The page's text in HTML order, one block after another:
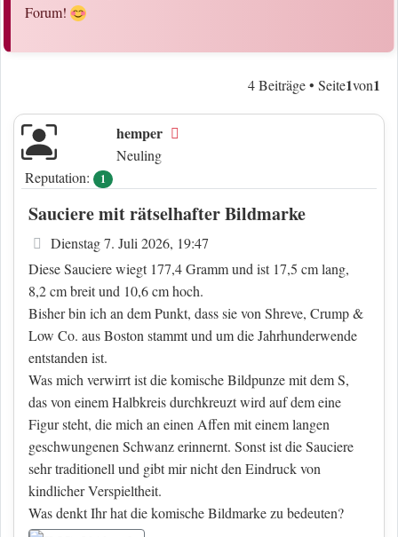
Forum!
4 Beiträge • Seite1von1
hemper
Neuling
Reputation:
1
Sauciere mit rätselhafter Bildmarke
Beitrag
Dienstag 7. Juli 2026, 19:47
Diese Sauciere wiegt 177,4 Gramm und ist 17,5 cm lang,
8,2 cm breit und 10,6 cm hoch.
Bisher bin ich an dem Punkt, dass sie von Shreve, Crump &
Low Co. aus Boston stammt und um die Jahrhunderwende
entstanden ist.
Was mich verwirrt ist die komische Bildpunze mit dem S,
das von einem Halbkreis durchkreuzt wird auf dem eine
Figur steht, die mich an einen Affen mit einem langen
geschwungenen Schwanz erinnernt. Sonst ist die Sauciere
sehr traditionell und gibt mir nicht den Eindruck von
kindlicher Verspieltheit.
Was denkt Ihr hat die komische Bildmarke zu bedeuten?